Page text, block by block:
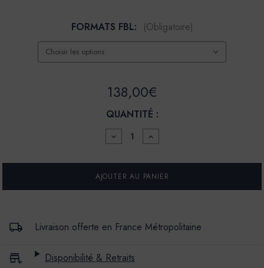
FORMATS FBL: (Obligatoire)
138,00€
QUANTITÉ :
DIMINUER
LA
POUR
FINITION
LISSE
BIOUTIFOUL
AUGMENTER
LA
POUR
FINITION
LISSE
BIOUTIFOUL
Livraison offerte en France Métropolitaine
Disponibilité & Retraits